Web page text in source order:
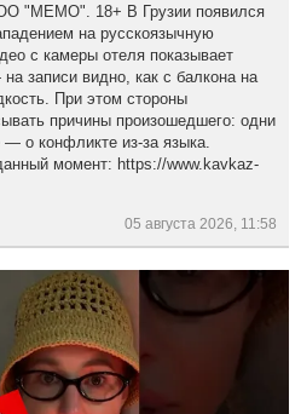
"МЕМО". 18+ В Грузии появился
на русскоязычную
с камеры отеля показывает
записи видно, как с балкона на
При этом стороны
причины произошедшего: одни
— о конфликте из-за языка.
момент: https://www.kavkaz-
05 августа 2026, 11:58